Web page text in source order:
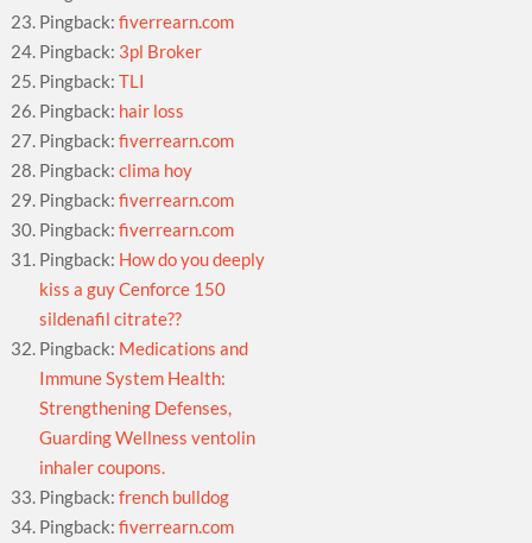
Pingback:fiverrearn.com
Pingback: 3pl Broker
Pingback:TLI
Pingback: hair loss
Pingback:fiverrearn.com
Pingback:clima hoy
Pingback:fiverrearn.com
Pingback:fiverrearn.com
Pingback: How do you deeply
kiss a guy Cenforce 150
sildenafil citrate??
Pingback: Medications and
Immune System Health:
Strengthening Defenses,
Guarding Wellness ventolin
inhaler coupons.
Pingback:french bulldog
Pingback:fiverrearn.com